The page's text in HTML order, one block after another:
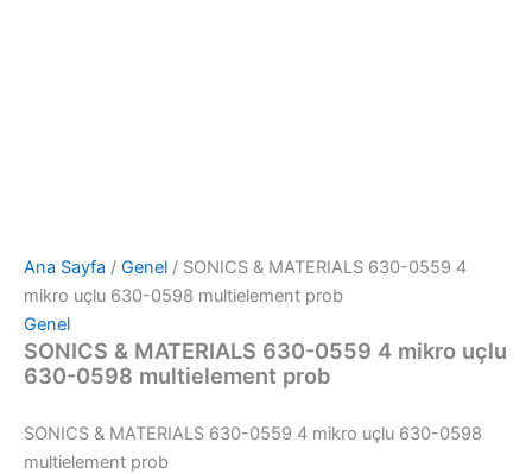
Ana Sayfa / Genel / SONICS & MATERIALS 630-0559 4
mikro uçlu 630-0598 multielement prob
Genel
SONICS & MATERIALS 630-0559 4 mikro uçlu
630-0598 multielement prob
SONICS & MATERIALS 630-0559 4 mikro uçlu 630-0598
multielement prob